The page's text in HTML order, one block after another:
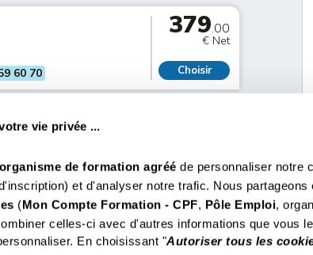
vie privée ...
organisme de formation agréé de personnaliser notre
et d'analyser notre trafic. Nous partageons
(Mon Compte Formation - CPF, Pôle Emploi,
celles-ci avec d'autres informations que vous
En choisissant "Autoriser tous les
60 70
379.00
€ Net
Choisir
Ile-de-France
Nord-Ouest
Nord-Est
Sud-Ouest
Formations phares
Permis d'Exploitation
Permis d'Exploitation en Visioconférence
Hygiène Alimentaire
Hygiène Alimentaire Restauration Collective
Permis d'Exploitation 1 Jour